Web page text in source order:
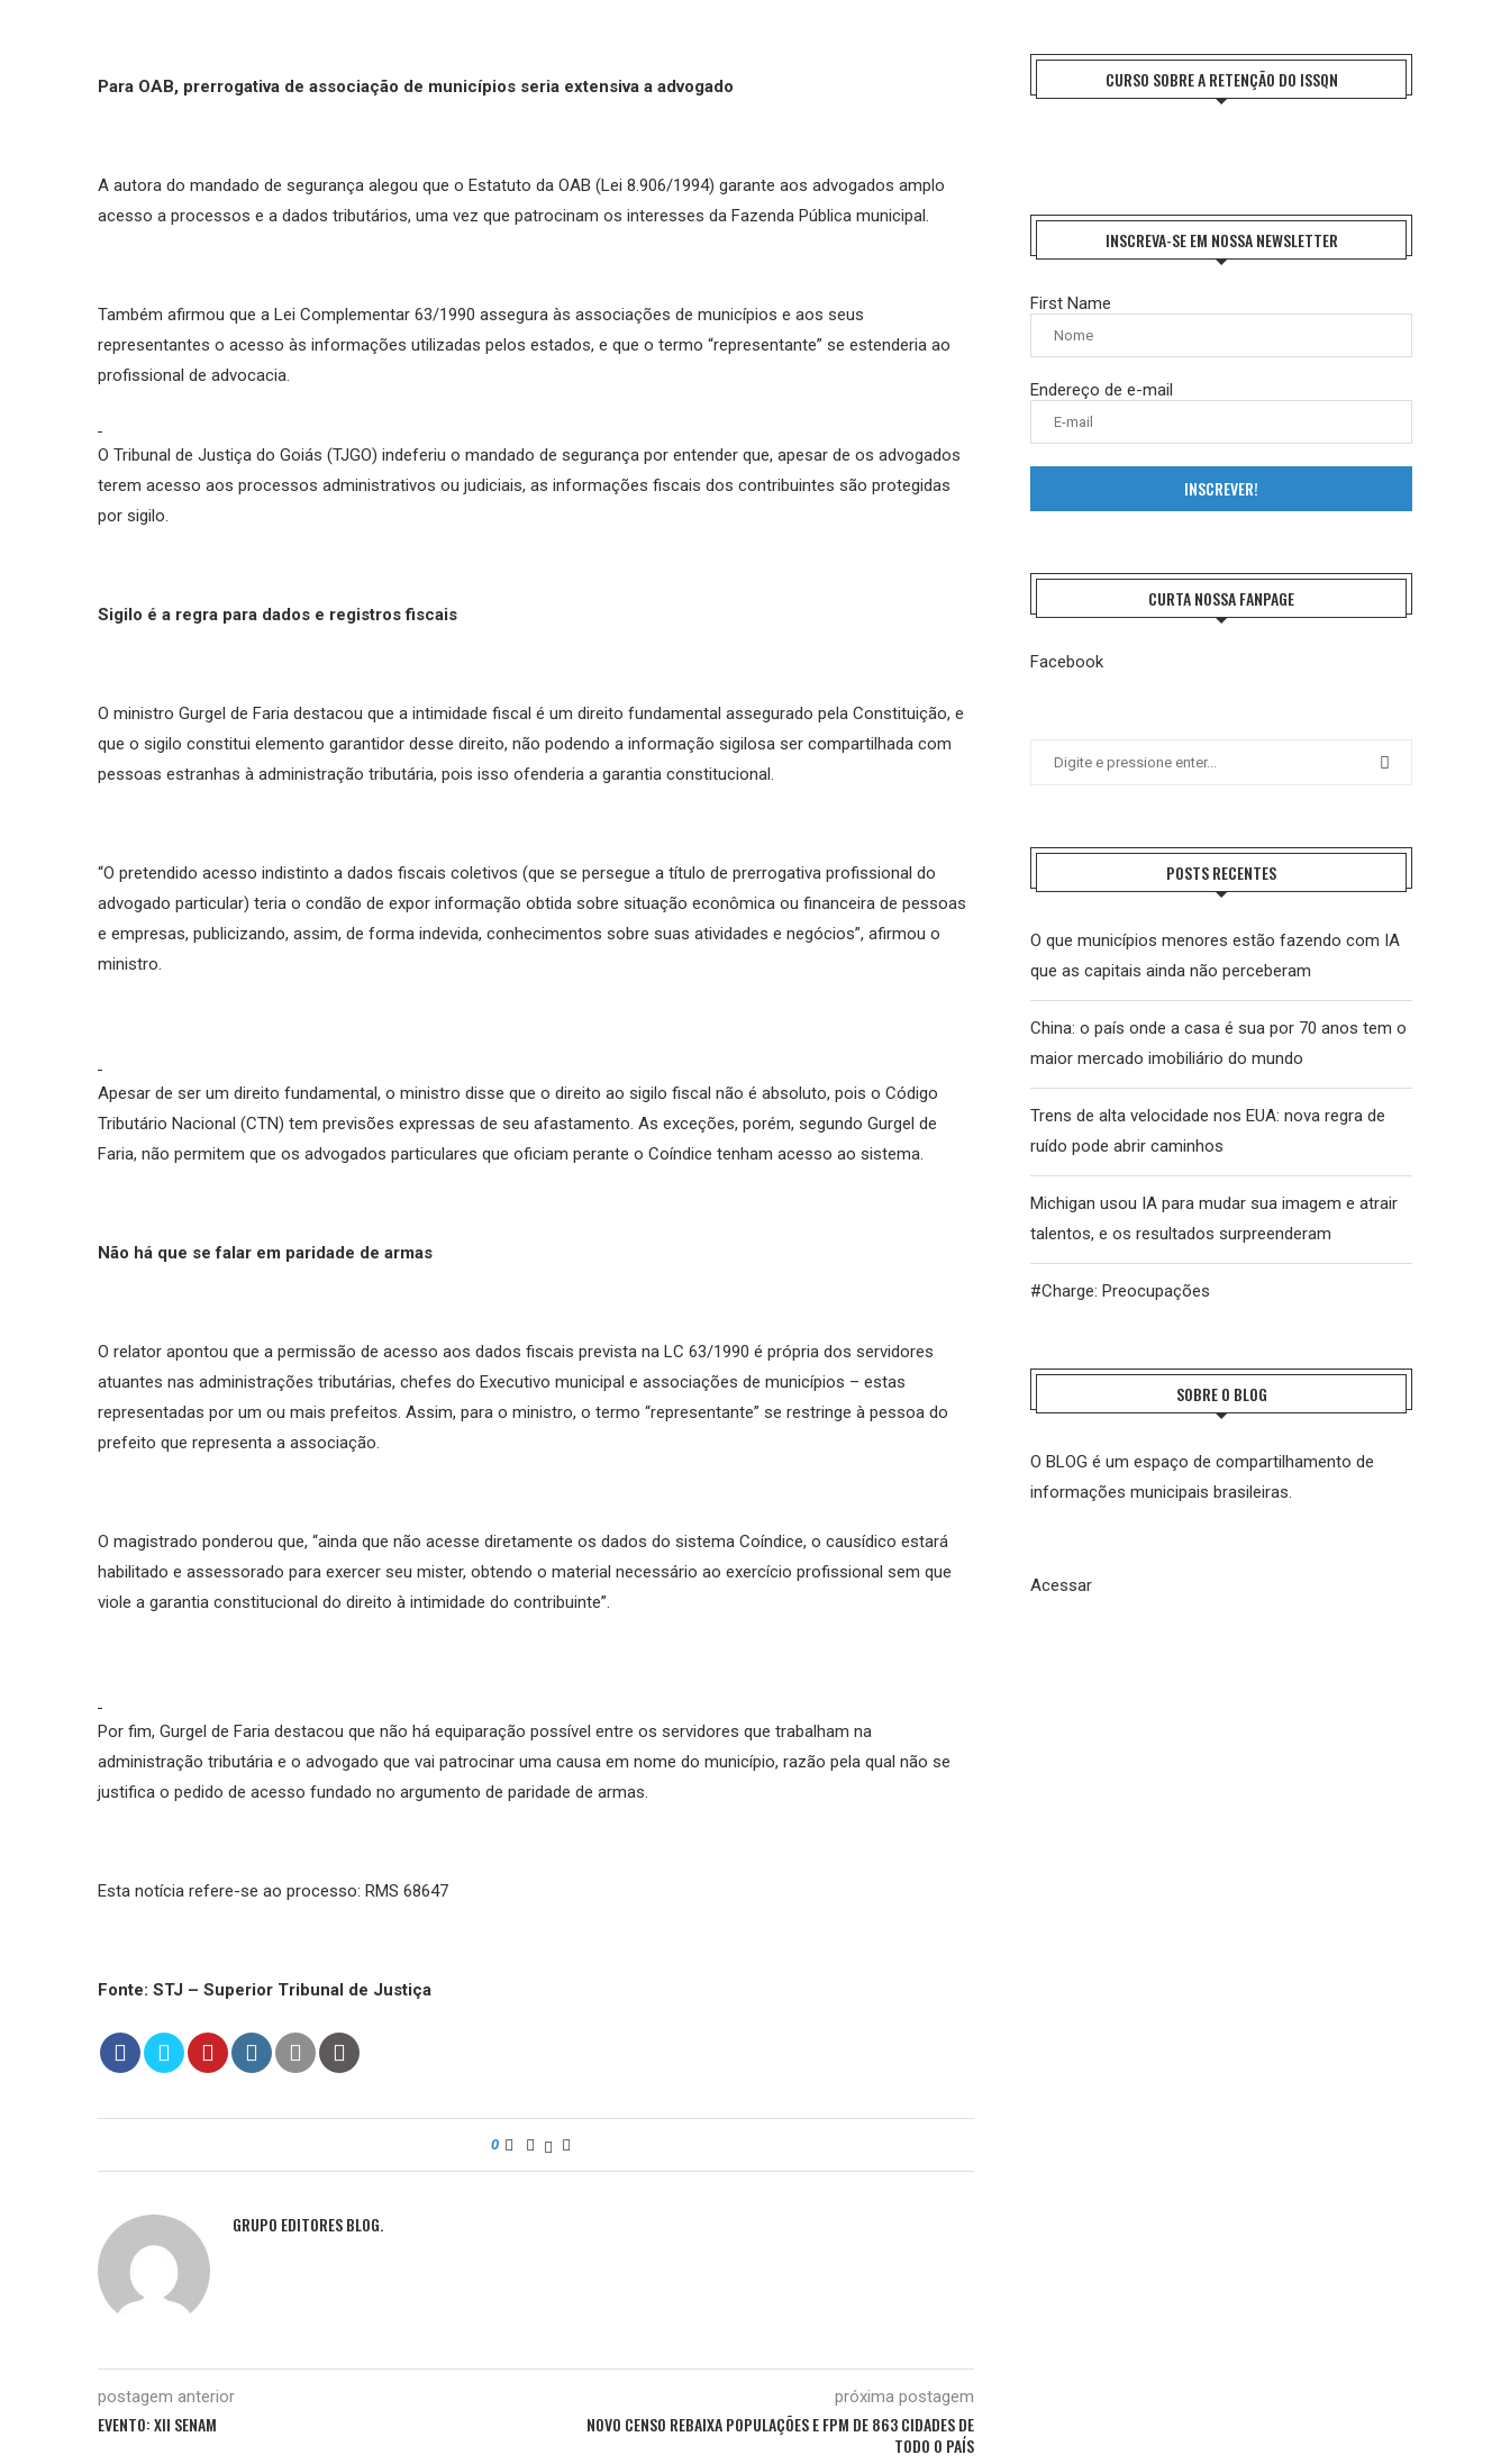
Para OAB, prerrogativa de associação de municípios seria extensiva a advogado
A autora do mandado de segurança alegou que o Estatuto da OAB (Lei 8.906/1994) garante aos advogados amplo
acesso a processos e a dados tributários, uma vez que patrocinam os interesses da Fazenda Pública municipal.
Também afirmou que a Lei Complementar 63/1990 assegura às associações de municípios e aos seus
representantes o acesso às informações utilizadas pelos estados, e que o termo “representante” se estenderia ao
profissional de advocacia.
O Tribunal de Justiça do Goiás (TJGO) indeferiu o mandado de segurança por entender que, apesar de os advogados
terem acesso aos processos administrativos ou judiciais, as informações fiscais dos contribuintes são protegidas
por sigilo.
Sigilo é a regra para dados e registros fiscais
O ministro Gurgel de Faria destacou que a intimidade fiscal é um direito fundamental assegurado pela Constituição, e
que o sigilo constitui elemento garantidor desse direito, não podendo a informação sigilosa ser compartilhada com
pessoas estranhas à administração tributária, pois isso ofenderia a garantia constitucional.
“O pretendido acesso indistinto a dados fiscais coletivos (que se persegue a título de prerrogativa profissional do
advogado particular) teria o condão de expor informação obtida sobre situação econômica ou financeira de pessoas
e empresas, publicizando, assim, de forma indevida, conhecimentos sobre suas atividades e negócios”, afirmou o
ministro.
Apesar de ser um direito fundamental, o ministro disse que o direito ao sigilo fiscal não é absoluto, pois o Código
Tributário Nacional (CTN) tem previsões expressas de seu afastamento. As exceções, porém, segundo Gurgel de
Faria, não permitem que os advogados particulares que oficiam perante o Coíndice tenham acesso ao sistema.
Não há que se falar em paridade de armas
O relator apontou que a permissão de acesso aos dados fiscais prevista na LC 63/1990 é própria dos servidores
atuantes nas administrações tributárias, chefes do Executivo municipal e associações de municípios – estas
representadas por um ou mais prefeitos. Assim, para o ministro, o termo “representante” se restringe à pessoa do
prefeito que representa a associação.
O magistrado ponderou que, “ainda que não acesse diretamente os dados do sistema Coíndice, o causídico estará
habilitado e assessorado para exercer seu mister, obtendo o material necessário ao exercício profissional sem que
viole a garantia constitucional do direito à intimidade do contribuinte”.
Por fim, Gurgel de Faria destacou que não há equiparação possível entre os servidores que trabalham na
administração tributária e o advogado que vai patrocinar uma causa em nome do município, razão pela qual não se
justifica o pedido de acesso fundado no argumento de paridade de armas.
Esta notícia refere-se ao processo: RMS 68647
Fonte: STJ – Superior Tribunal de Justiça
0
GRUPO EDITORES BLOG.
postagem anterior
EVENTO: XII SENAM
próxima postagem
NOVO CENSO REBAIXA POPULAÇÕES E FPM DE 863 CIDADES DE
TODO O PAÍS
CURSO SOBRE A RETENÇÃO DO ISSQN
INSCREVA-SE EM NOSSA NEWSLETTER
First Name
Endereço de e-mail
INSCREVER!
CURTA NOSSA FANPAGE
Facebook
POSTS RECENTES
O que municípios menores estão fazendo com IA
que as capitais ainda não perceberam
China: o país onde a casa é sua por 70 anos tem o
maior mercado imobiliário do mundo
Trens de alta velocidade nos EUA: nova regra de
ruído pode abrir caminhos
Michigan usou IA para mudar sua imagem e atrair
talentos, e os resultados surpreenderam
#Charge: Preocupações
SOBRE O BLOG
O BLOG é um espaço de compartilhamento de
informações municipais brasileiras.
Acessar